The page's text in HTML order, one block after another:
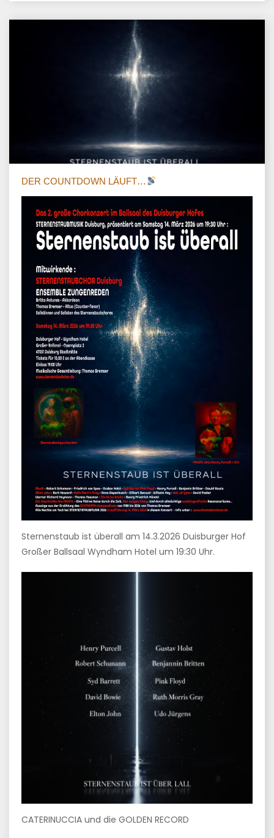
DER COUNTDOWN LÄUFT…
Sternenstaub ist überall am 14.3.2026 Duisburger Hof
Großer Ballsaal Wyndham Hotel um 19:30 Uhr.
CATERINUCCIA und die GOLDEN RECORD